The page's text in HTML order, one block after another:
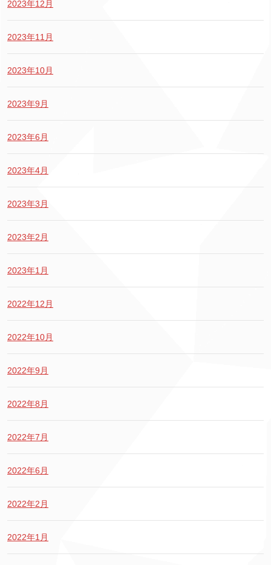
2023年12月
2023年11月
2023年10月
2023年9月
2023年6月
2023年4月
2023年3月
2023年2月
2023年1月
2022年12月
2022年10月
2022年9月
2022年8月
2022年7月
2022年6月
2022年2月
2022年1月